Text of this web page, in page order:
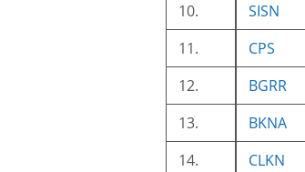
10.
SISN
11.
CPS
12.
BGRR
13.
BKNA
14.
CLKN